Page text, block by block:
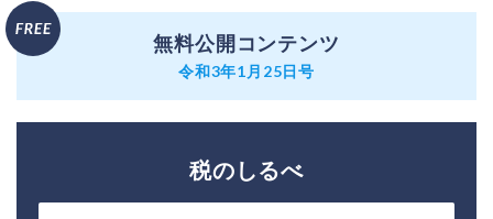
無料公開コンテンツ
令和3年1月25日号
税のしるべ